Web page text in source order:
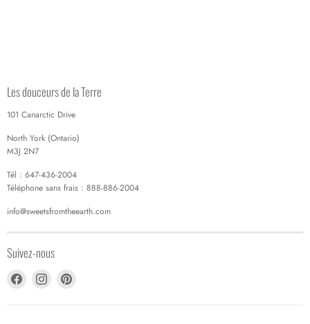
Les douceurs de la Terre
101 Canarctic Drive
North York (Ontario)
M3J 2N7
Tél : 647-436-2004
Téléphone sans frais : 888-886-2004
info@sweetsfromtheearth.com
Suivez-nous
Trouvez- Trouvez-